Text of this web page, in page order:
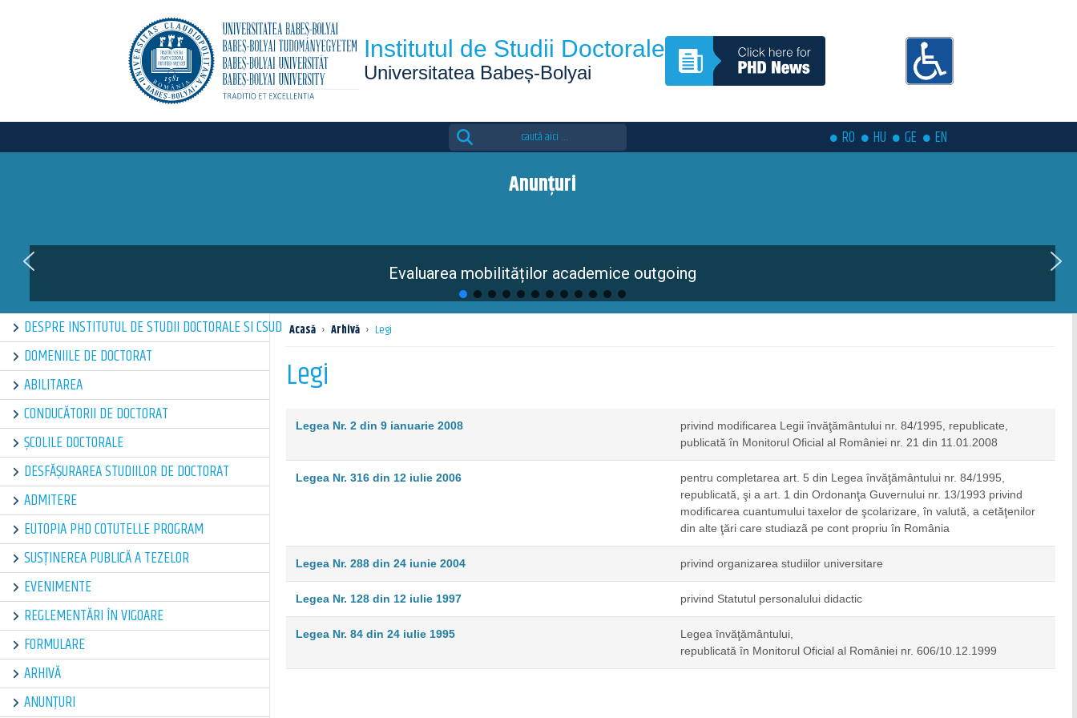
Institutul de Studii Doctorale
Universitatea Babeș-Bolyai
Search
for:
RO HU GE EN
Anunțuri
Evaluarea mobilităților academice outgoing
DESPRE INSTITUTUL DE STUDII DOCTORALE SI CSUD
DOMENIILE DE DOCTORAT
ABILITAREA
CONDUCĂTORII DE DOCTORAT
ȘCOLILE DOCTORALE
DESFĂȘURAREA STUDIILOR DE DOCTORAT
ADMITERE
EUTOPIA PHD COTUTELLE PROGRAM
SUSȚINEREA PUBLICĂ A TEZELOR
EVENIMENTE
REGLEMENTĂRI ÎN VIGOARE
FORMULARE
ARHIVĂ
ANUNȚURI
Acasă › Arhivă › Legi
Legi
Legea Nr. 2 din 9 ianuarie 2008
privind modificarea Legii învăţământului nr. 84/1995, republicate,
publicată în Monitorul Oficial al României nr. 21 din 11.01.2008
Legea Nr. 316 din 12 iulie 2006
pentru completarea art. 5 din Legea învăţământului nr. 84/1995,
republicată, şi a art. 1 din Ordonanţa Guvernului nr. 13/1993 privind
modificarea cuantumului taxelor de şcolarizare, în valută, a cetăţenilor
din alte ţări care studiazã pe cont propriu în România
Legea Nr. 288 din 24 iunie 2004 privind organizarea studiilor universitare
Legea Nr. 128 din 12 iulie 1997 privind Statutul personalului didactic
Legea Nr. 84 din 24 iulie 1995
Legea învăţământului,
republicată în Monitorul Oficial al României nr. 606/10.12.1999